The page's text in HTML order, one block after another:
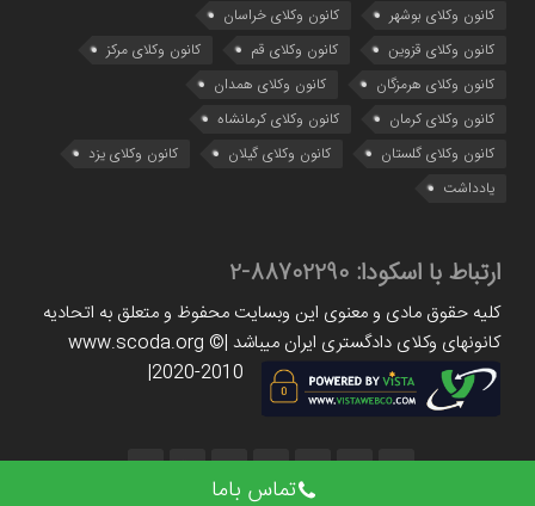
کانون وکلای بوشهر
کانون وکلای خراسان
کانون وکلای قزوین
کانون وکلای قم
کانون وکلای مرکز
کانون وکلای هرمزگان
کانون وکلای همدان
کانون وکلای کرمان
کانون وکلای کرمانشاه
کانون وکلای گلستان
کانون وکلای گیلان
کانون وکلای یزد
یادداشت
ارتباط با اسکودا: 88702290-2
کلیه حقوق مادی و معنوی این وبسایت محفوظ و متعلق به اتحادیه
کانونهای وکلای دادگستری ایران میباشد |www.scoda.org ©
2020-2010|
تماس باما